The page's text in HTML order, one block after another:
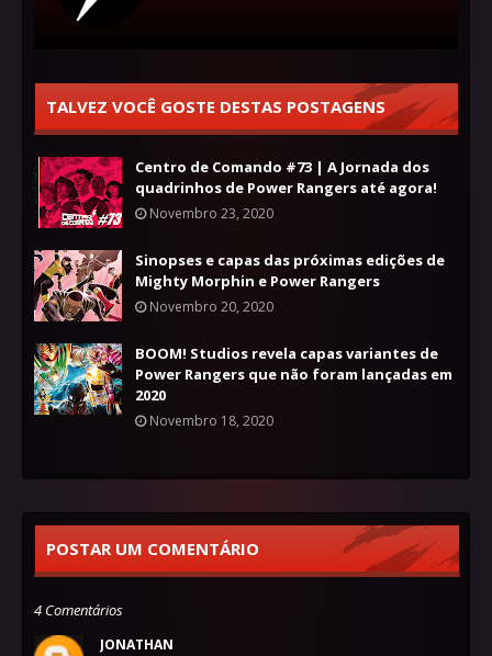
TALVEZ VOCÊ GOSTE DESTAS POSTAGENS
Centro de Comando #73 | A Jornada dos
quadrinhos de Power Rangers até agora!
Novembro 23, 2020
Sinopses e capas das próximas edições de
Mighty Morphin e Power Rangers
Novembro 20, 2020
BOOM! Studios revela capas variantes de
Power Rangers que não foram lançadas em
2020
Novembro 18, 2020
POSTAR UM COMENTÁRIO
4 Comentários
JONATHAN